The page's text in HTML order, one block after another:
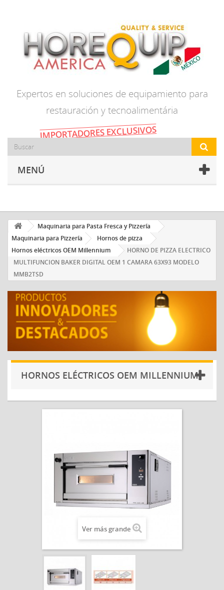
Expertos en soluciones de equipamiento para
restauración y tecnoalimentária
IMPORTADORES EXCLUSIVOS
MENÚ
Maquinaria para Pasta Fresca y Pizzería
Maquinaria para Pizzería
Hornos de pizza
Hornos eléctricos OEM Millennium
HORNO DE PIZZA ELECTRICO
MULTIFUNCION BAKER DIGITAL OEM 1 CAMARA 63X93 MODELO
MMB2TSD
HORNOS ELÉCTRICOS OEM MILLENNIUM
Ver más grande